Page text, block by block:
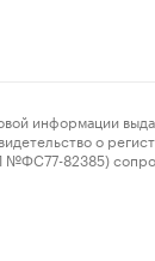
информации
о
№ФС77-82385)